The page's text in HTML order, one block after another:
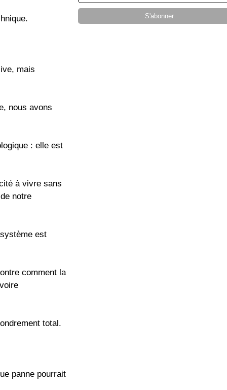
mais
nous avons
: elle est
à vivre sans
notre
est
comment la
total.
panne pourrait